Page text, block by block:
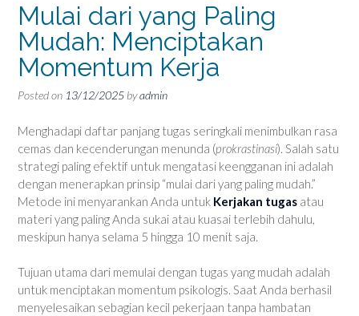
Mulai dari yang Paling
Mudah: Menciptakan
Momentum Kerja
Posted on 13/12/2025 byadmin
Menghadapi daftar panjang tugas seringkali menimbulkan rasa
cemas dan kecenderungan menunda (prokrastinasi). Salah satu
strategi paling efektif untuk mengatasi keengganan ini adalah
dengan menerapkan prinsip “mulai dari yang paling mudah.”
Metode ini menyarankan Anda untuk Kerjakan tugas atau
materi yang paling Anda sukai atau kuasai terlebih dahulu,
meskipun hanya selama 5 hingga 10 menit saja.
Tujuan utama dari memulai dengan tugas yang mudah adalah
untuk menciptakan momentum psikologis. Saat Anda berhasil
menyelesaikan sebagian kecil pekerjaan tanpa hambatan